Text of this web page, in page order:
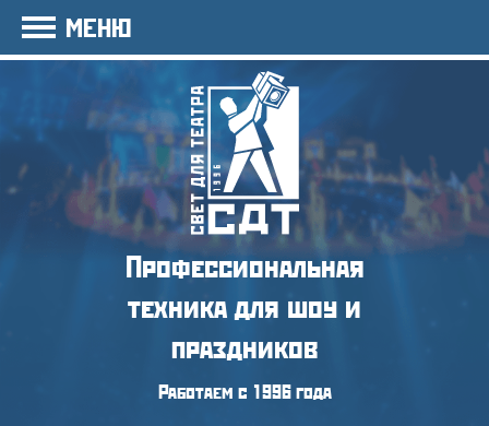
Профессиональная
техника для шоу и
праздников
Работаем с 1996 года
МЕНЮ